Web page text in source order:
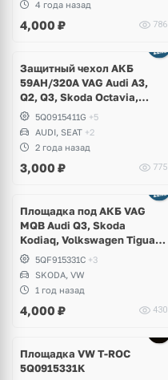
4 года назад
4,000 ₽ 786
Защитный чехол АКБ
59AH/320A VAG Audi A3,
Q2, Q3, Skoda Octavia,
Superb, Yeti, Kodiaq,
Volkswagen Golf 7, Passat
B8, Arteon, Jetta, Seat Leon
5Q0915411G +5
AUDI, SEAT +2
2 года назад
3,000 ₽ 775
Площадка под АКБ VAG
MQB Audi Q3, Skoda
Kodiaq, Volkswagen Tiguan
Allspace, Seat Tarraco
5QF915331C +3
SKODA, VW
1 год назад
4,000 ₽ 430
Площадка VW T-ROC
5Q0915331K